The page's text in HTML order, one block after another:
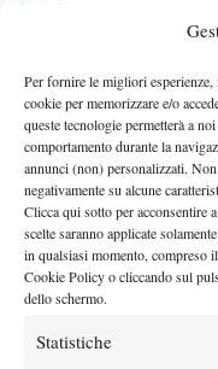
Per fornire le migliori
cookie per memorizzare e/o
queste tecnologie permetterà a
comportamento durante la
annunci (non) personalizzati.
negativamente su alcune
Clicca qui sotto per acconsentire
scelte saranno applicate
in qualsiasi momento, compreso
Cookie Policy o cliccando sul
dello schermo.
Statistiche
Finale!)
23 Novembre 2015
Redazione
Le Scommesse del
21 Novembre 2015
Redazione